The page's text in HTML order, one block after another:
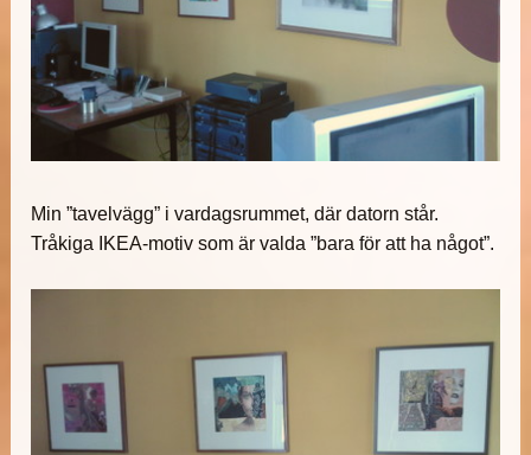
Min ”tavelvägg” i vardagsrummet, där datorn står.
Tråkiga IKEA-motiv som är valda ”bara för att ha något”.